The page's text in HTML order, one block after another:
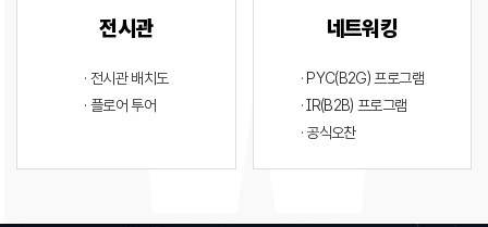
전시관
· 전시관 배치도
· 플로어 투어
네트워킹
· PYC(B2G) 프로그램
· IR(B2B) 프로그램
· 공식오찬